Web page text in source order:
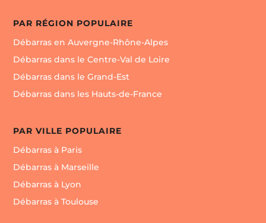
PAR RÉGION POPULAIRE
Débarras en Auvergne-Rhône-Alpes
Débarras dans le Centre-Val de Loire
Débarras dans le Grand-Est
Débarras dans les Hauts-de-France
PAR VILLE POPULAIRE
Débarras à Paris
Débarras à Marseille
Débarras à Lyon
Débarras à Toulouse